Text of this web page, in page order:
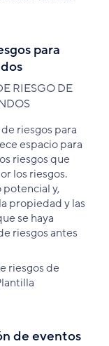
para
riesgos para
espacio para
riesgos que
los riesgos.
potencial y,
propiedad y las
se haya
riesgos antes
riesgos de
de eventos